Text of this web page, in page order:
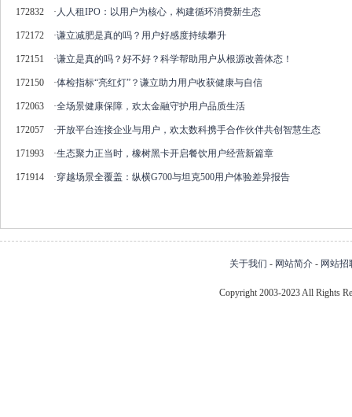
172832 · 人人租IPO：以用户为核心，构建循环消费新生态
172172 ·谦立减肥是真的吗？用户好感度持续攀升
172151 ·谦立是真的吗？好不好？科学帮助用户从根源改善体态！
172150 ·体检指标“亮红灯”？谦立助力用户收获健康与自信
172063 ·全场景健康保障，欢太金融守护用户品质生活
172057 ·开放平台连接企业与用户，欢太数科携手合作伙伴共创智慧生态
171993 ·生态聚力正当时，橡树黑卡开启餐饮用户经营新篇章
171914 ·穿越场景全覆盖：纵横G700与坦克500用户体验差异报告
关于我们 - 网站简介 - 网站招
Copyright 2003-2023 All Rights